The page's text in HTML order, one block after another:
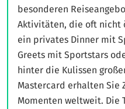
besonderen
Aktivitäten, die oft nicht
ein privates Dinner mit
Greets mit Sportstars
hinter die Kulissen
Mastercard erhalten Sie
Momenten weltweit. Die